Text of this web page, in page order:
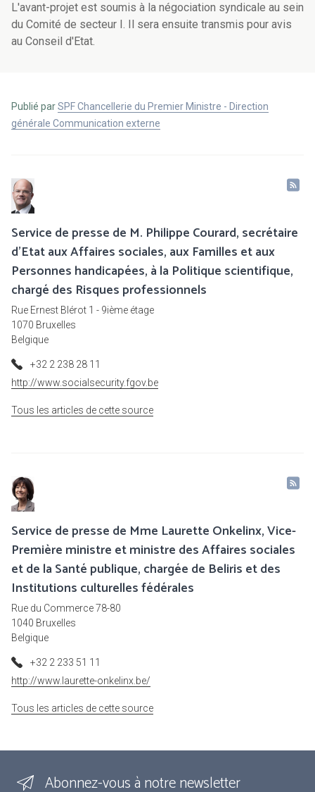
L'avant-projet est soumis à la négociation syndicale au sein
du Comité de secteur I. Il sera ensuite transmis pour avis
au Conseil d'Etat.
Publié parSPF Chancellerie du Premier Ministre - Direction
générale Communication externe
Service de presse de M. Philippe Courard, secrétaire
d'Etat aux Affaires sociales, aux Familles et aux
Personnes handicapées, à la Politique scientifique,
chargé des Risques professionnels
Rue Ernest Blérot 1 - 9ième étage
1070 Bruxelles
Belgique
+32 2 238 28 11
http://www.socialsecurity.fgov.be
Tous les articles de cette source
Service de presse de Mme Laurette Onkelinx, Vice-
Première ministre et ministre des Affaires sociales
et de la Santé publique, chargée de Beliris et des
Institutions culturelles fédérales
Rue du Commerce 78-80
1040 Bruxelles
Belgique
+32 2 233 51 11
http://www.laurette-onkelinx.be/
Tous les articles de cette source
Abonnez-vous à notre newsletter